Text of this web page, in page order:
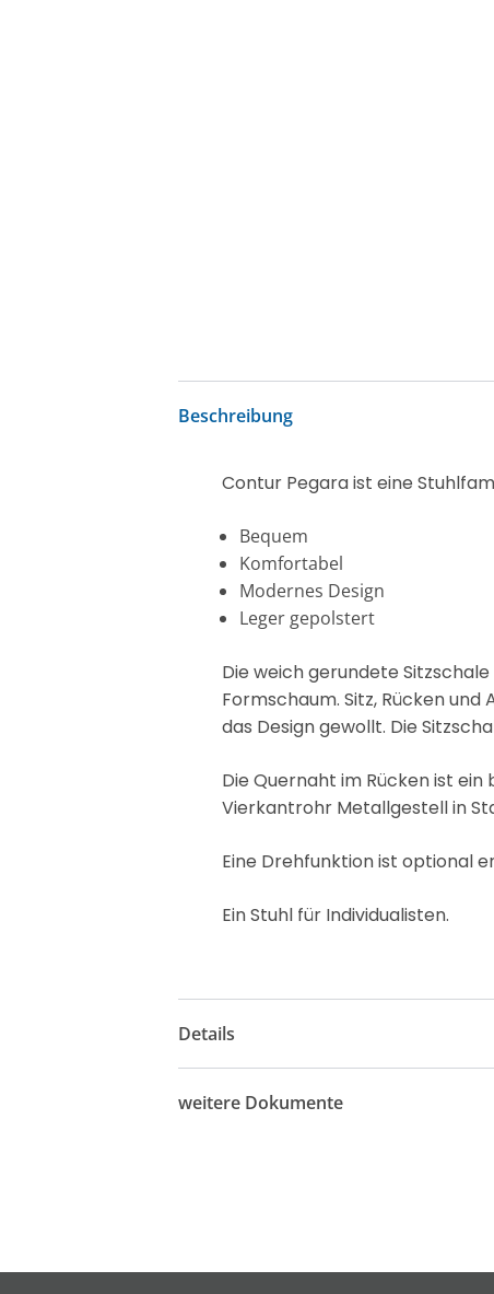
Beschreibung
Contur Pegara ist eine
Bequem
Komfortabel
Modernes Design
Leger gepolstert
Die weich gerundete
Formschaum. Sitz, Rücken
das Design gewollt. Die
Die Quernaht im Rücken ist
Vierkantrohr Metallgestell in
Eine Drehfunktion ist optional
Ein Stuhl für Individualisten.
Details
weitere Dokumente